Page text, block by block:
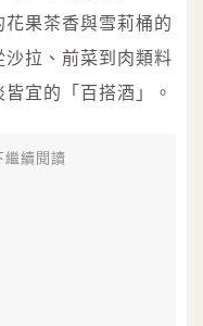
花果茶香與雪莉桶的
拉、前菜到肉類料
宜的「百搭酒」。
繼續閱讀